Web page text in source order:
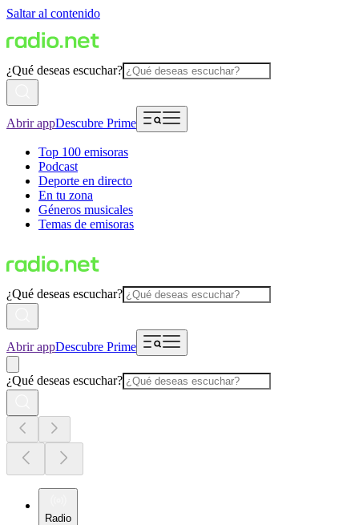
Saltar al contenido
¿Qué deseas escuchar?
Abrir appDescubre Prime
Top 100 emisoras
Podcast
Deporte en directo
En tu zona
Géneros musicales
Temas de emisoras
¿Qué deseas escuchar?
Abrir appDescubre Prime
¿Qué deseas escuchar?
Radio